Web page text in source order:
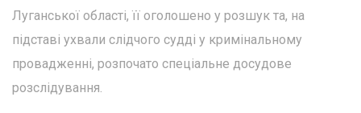
Луганської області, її оголошено у розшук та, на
підставі ухвали слідчого судді у кримінальному
провадженні, розпочато спеціальне досудове
розслідування.